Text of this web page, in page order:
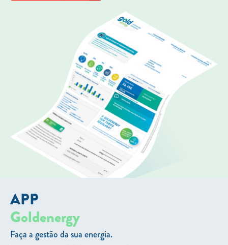
APP
Goldenergy
Faça a gestão da sua energia.